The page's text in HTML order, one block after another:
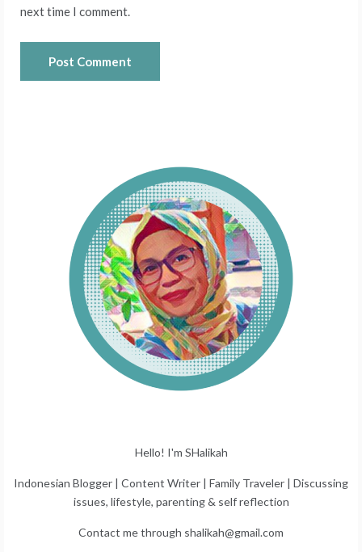
next time I comment.
Hello! I'm SHalikah
Indonesian Blogger | Content Writer | Family Traveler | Discussing
issues, lifestyle, parenting & self reflection
Contact me through shalikah@gmail.com